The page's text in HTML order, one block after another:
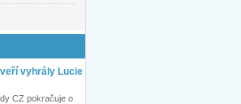
vyhrály Lucie
CZ pokračuje o